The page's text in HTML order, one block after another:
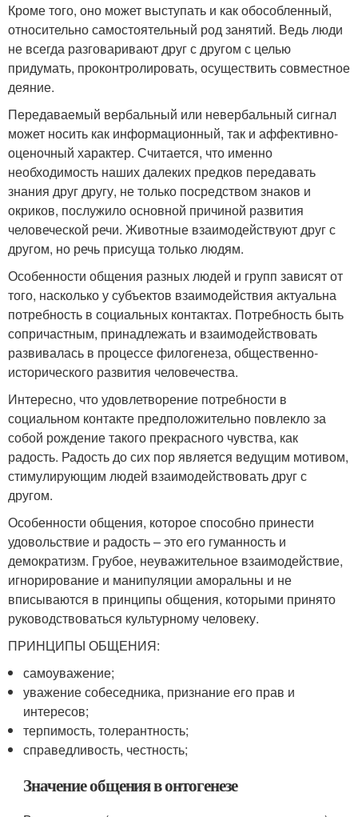
Кроме того, оно может выступать и как обособленный,
относительно самостоятельный род занятий. Ведь люди
не всегда разговаривают друг с другом с целью
придумать, проконтролировать, осуществить совместное
деяние.
Передаваемый вербальный или невербальный сигнал
может носить как информационный, так и аффективно-
оценочный характер. Считается, что именно
необходимость наших далеких предков передавать
знания друг другу, не только посредством знаков и
окриков, послужило основной причиной развития
человеческой речи. Животные взаимодействуют друг с
другом, но речь присуща только людям.
Особенности общения разных людей и групп зависят от
того, насколько у субъектов взаимодействия актуальна
потребность в социальных контактах. Потребность быть
сопричастным, принадлежать и взаимодействовать
развивалась в процессе филогенеза, общественно-
исторического развития человечества.
Интересно, что удовлетворение потребности в
социальном контакте предположительно повлекло за
собой рождение такого прекрасного чувства, как
радость. Радость до сих пор является ведущим мотивом,
стимулирующим людей взаимодействовать друг с
другом.
Особенности общения, которое способно принести
удовольствие и радость – это его гуманность и
демократизм. Грубое, неуважительное взаимодействие,
игнорирование и манипуляции аморальны и не
вписываются в принципы общения, которыми принято
руководствоваться культурному человеку.
ПРИНЦИПЫ ОБЩЕНИЯ:
самоуважение;
уважение собеседника, признание его прав и
интересов;
терпимость, толерантность;
справедливость, честность;
Значение общения в онтогенезе